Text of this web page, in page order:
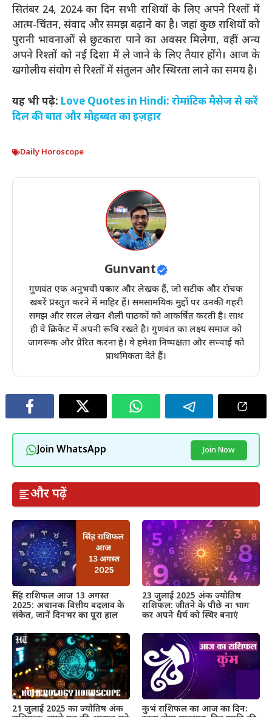
सितंबर 24, 2024 का दिन सभी राशियों के लिए अपने रिश्तों में
आत्म-चिंतन, संवाद और समझ बढ़ाने का है। जहां कुछ राशियों को
पुरानी भावनाओं से छुटकारा पाने का अवसर मिलेगा, वहीं अन्य
अपने रिश्तों को नई दिशा में ले जाने के लिए तैयार होंगे। आज के
खगोलीय संयोग से रिश्तों में संतुलन और स्थिरता लाने का समय है।
यह भी पढ़े: Love Quotes in Hindi: रोमांटिक मैसेज से करें
दिल की बात और मोहब्बत का इज़हार
Daily Horoscope
Gunvant
गुणवंत एक अनुभवी पत्रकार और लेखक हैं, जो सटीक और रोचक
खबरें प्रस्तुत करने में माहिर हैं। समसामयिक मुद्दों पर उनकी गहरी
समझ और सरल लेखन शैली पाठकों को आकर्षित करती है। साथ
ही वे क्रिकेट में अपनी रूचि रखते है। गुणवंत का लक्ष्य समाज को
जागरूक और प्रेरित करना है। वे हमेशा निष्पक्षता और सच्चाई को
प्राथमिकता देते हैं।
Join WhatsApp Join Now
और पढ़ें
सिंह राशिफल आज 13 अगस्त
2025: अचानक वित्तीय बदलाव के
संकेत, जानें दिनभर का पूरा हाल
23 जुलाई 2025 अंक ज्योतिष
राशिफल: जीतने के पीछे ना भाग
कर अपने धैर्य को स्थिर बनाएं
21 जुलाई 2025 का ज्योतिष अंक
कुभं राशिफल का आज का दिन: